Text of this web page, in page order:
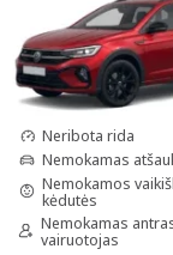
Neribota rida
Nemokamas
Nemokamos
kėdutės
Nemokamas
vairuotojas